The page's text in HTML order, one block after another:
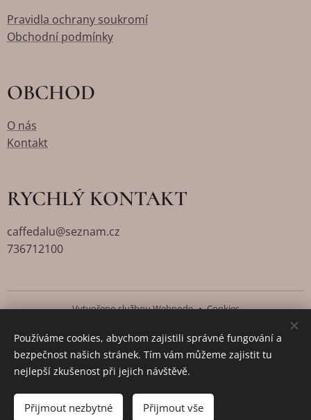
Do košíku
Pravidla ochrany soukromí
Obchodní podmínky
OBCHOD
O nás
Kontakt
RYCHLÝ KONTAKT
caffedalu@seznam.cz
736712100
Vytvořeno službouWebnode Cookies
Jazyky
Čeština
English
Používáme cookies, abychom zajistili správné fungování a
bezpečnost našich stránek. Tím vám můžeme zajistit tu
nejlepší zkušenost při jejich návštěvě.
Přijmout nezbytné Přijmout vše